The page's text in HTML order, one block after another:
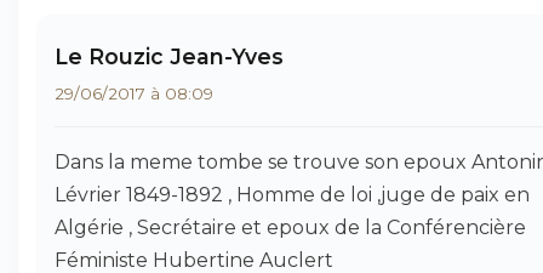
Le Rouzic Jean-Yves
29/06/2017 à 08:09
Dans la meme tombe se trouve son epoux
Lévrier 1849-1892 , Homme de loi ,juge de paix en
Algérie , Secrétaire et epoux de la Conférencière
Féministe Hubertine Auclert